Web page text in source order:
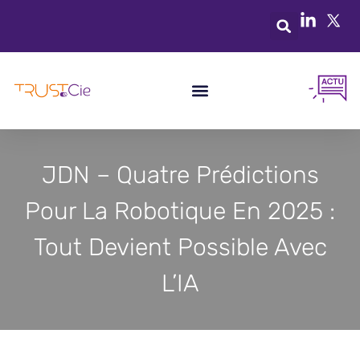
JDN – Quatre Prédictions
Pour La Robotique En 2025 :
Tout Devient Possible Avec
L’IA